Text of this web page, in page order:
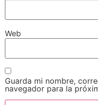
Web
Guarda mi nombre,
navegador para la